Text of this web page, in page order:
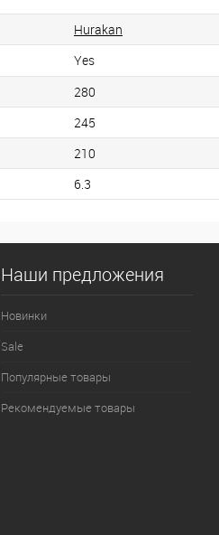
Hurakan
Yes
280
245
210
6.3
Наши предложения
Новинки
Sale
Популярные товары
Рекомендуемые товары